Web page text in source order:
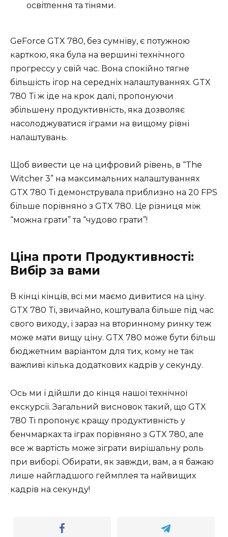
освітлення та тінями.
GeForce GTX 780, без сумніву, є потужною
карткою, яка була на вершині технічного
прогрессу у свій час. Вона спокійно тягне
більшість ігор на середніх налаштуваннях. GTX
780 Ti ж іде на крок далі, пропонуючи
збільшену продуктивність, яка дозволяє
насолоджуватися іграми на вищому рівні
налаштувань.
Щоб вивести це на цифровий рівень, в “The
Witcher 3” на максимальних налаштуваннях
GTX 780 Ti демонструвала приблизно на 20 FPS
більше порівняно з GTX 780. Це різниця між
“можна грати” та “чудово грати”!
Ціна проти Продуктивності:
Вибір за вами
В кінці кінців, всі ми маємо дивитися на ціну.
GTX 780 Ti, звичайно, коштувала більше під час
свого виходу, і зараз на вторинному ринку теж
може мати вищу ціну. GTX 780 може бути більш
бюджетним варіантом для тих, кому не так
важливі кілька додаткових кадрів у секунду.
Ось ми і дійшли до кінця нашої технічної
екскурсії. Загальний висновок такий, що GTX
780 Ti пропонує кращу продуктивність у
бенчмарках та іграх порівняно з GTX 780, але
все ж вартість може зіграти вирішальну роль
при виборі. Обирати, як завжди, вам, а я бажаю
лише найгладшого геймплея та найвищих
кадрів на секунду!